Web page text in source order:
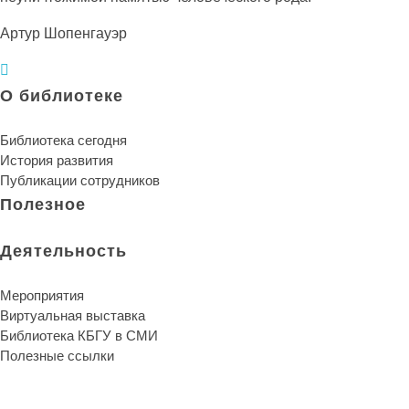
Артур Шопенгауэр
О библиотеке
Библиотека сегодня
История развития
Публикации сотрудников
Полезное
Деятельность
Мероприятия
Виртуальная выставка
Библиотека КБГУ в СМИ
Полезные ссылки